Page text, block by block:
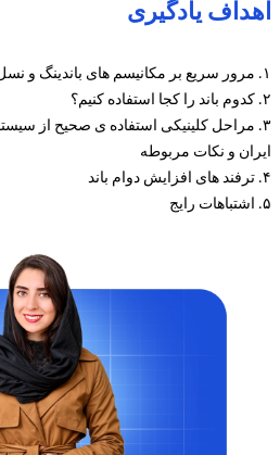
اهداف یادگیری
۱. مرور سریع بر مکانیسم های باندینگ و نسل های باندینگ
۲. کدوم باند را کجا استفاده کنیم؟
۳. مراحل کلینیکی استفاده ی صحیح از
ایران و نکات مربوطه
۴. ترفند های افزایش دوام باند
۵. اشتباهات رایج